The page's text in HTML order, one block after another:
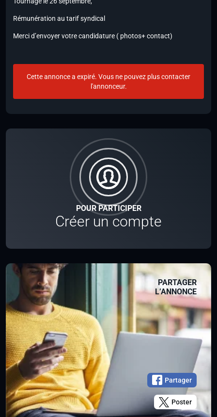
POUR PARTICIPER
Créer un compte
PARTAGER
L’ANNONCE
Partager
Poster
Rémunération au tarif syndical
Merci d’envoyer votre candidature ( photos+ contact)
Cette annonce a expiré. Vous ne pouvez plus contacter
l'annonceur.